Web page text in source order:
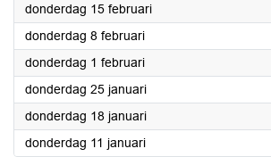
donderdag 15 februari2024
donderdag 8 februari2024
donderdag 1 februari2024
donderdag 25 januari2024
donderdag 18 januari2024
donderdag 11 januari2024